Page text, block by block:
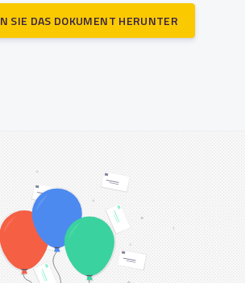
SIE DAS DOKUMENT HERUNTER